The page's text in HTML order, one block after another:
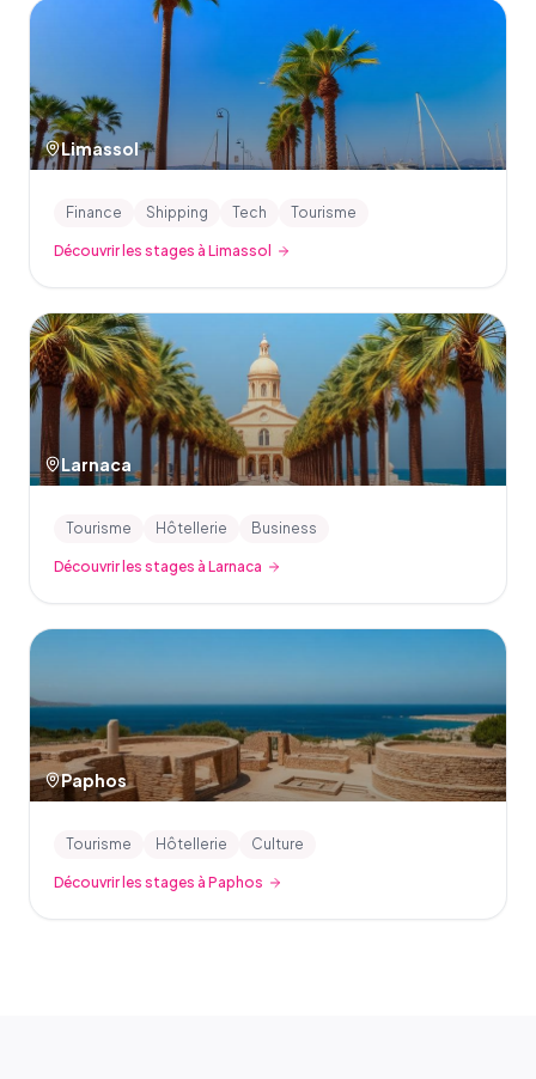
Limassol
Finance Shipping Tech Tourisme
Découvrir les stages à Limassol
Larnaca
Tourisme Hôtellerie Business
Découvrir les stages à Larnaca
Paphos
Tourisme Hôtellerie Culture
Découvrir les stages à Paphos